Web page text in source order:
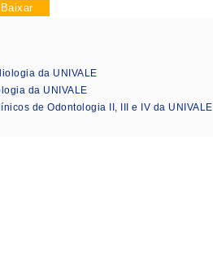
Baixar
da UNIVALE
da UNIVALE
de Odontologia II, III e IV da UNIVALE